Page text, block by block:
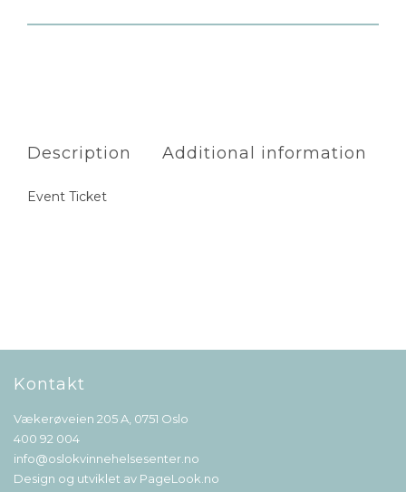
Description Additional information
Event Ticket
Kontakt
Vækerøveien 205 A, 0751 Oslo
400 92 004
info@oslokvinnehelsesenter.no
Design og utviklet av PageLook.no